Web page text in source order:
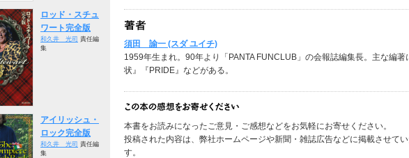
須田 諭一 (スダ ユイチ)
1959年生まれ。90年より「PANTA FUNCLUB」の会報誌編集長。主な編
状』『PRIDE』などがある。
本書をお読みになったご意見・ご感想などをお気軽にお寄せください。
投稿された内容は、弊社ホームページや新聞・雑誌広告などに掲載させて
す。
ロッド・スチュ
ワート完全版
和久井 光司 責任編
集
アイリッシュ・
ロック完全版
和久井 光司 責任編
集